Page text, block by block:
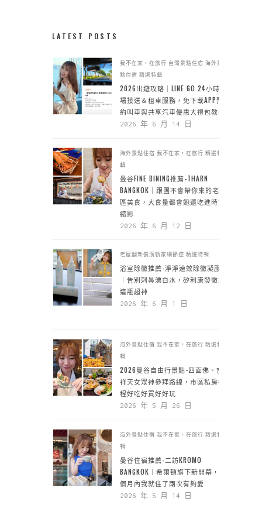
LATEST POSTS
我不在家，在旅行 台灣景點住宿 海外景
點住宿 精選特輯
2026出遊攻略｜LINE GO 24小時機
場接送＆租車服務，免下載APP預
約叫車與共享汽車優惠大禮包教學
2026 年 6 月 14 日
海外景點住宿 我不在家，在旅行 精選特
輯
曼谷FINE DINING推薦-THARN
BANGKOK｜跟團不會帶你來的老城
區美食，大食量都會飽還吃進時空
縮影
2026 年 6 月 12 日
老屋翻新裝潢新家細節控 精選特輯
浴室除黴推薦-淨淨速效除黴凝膠
｜告別刺鼻漂白水，矽利康發黴靠
這瓶超神
2026 年 6 月 1 日
海外景點住宿 我不在家，在旅行 精選特
輯
2026曼谷自由行景點-四面佛、吉
祥天女眾神參拜路線，市區私房行
程好吃好買好好玩
2026 年 5 月 26 日
海外景點住宿 我不在家，在旅行 精選特
輯
曼谷住宿推薦-二訪KROMO
BANGKOK｜希爾頓旗下新開幕，一
個月內我就住了兩次有夠愛
2026 年 5 月 14 日